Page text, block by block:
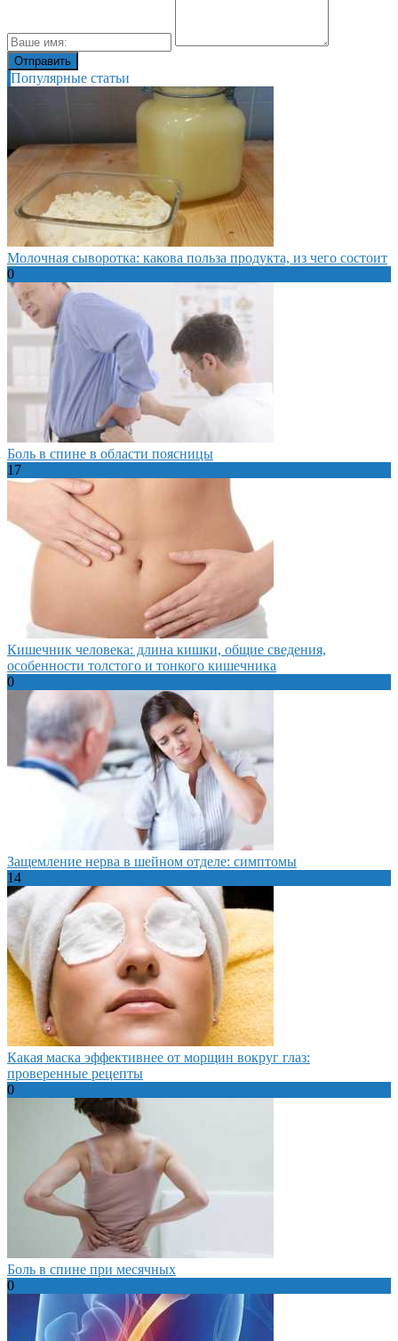
Популярные статьи
Молочная сыворотка: какова польза продукта, из чего состоит
0
Боль в спине в области поясницы
17
Кишечник человека: длина кишки, общие сведения,
особенности толстого и тонкого кишечника
0
Защемление нерва в шейном отделе: симптомы
14
Какая маска эффективнее от морщин вокруг глаз:
проверенные рецепты
0
Боль в спине при месячных
0